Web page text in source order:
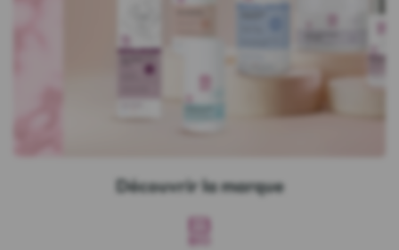
Découvrir la marque